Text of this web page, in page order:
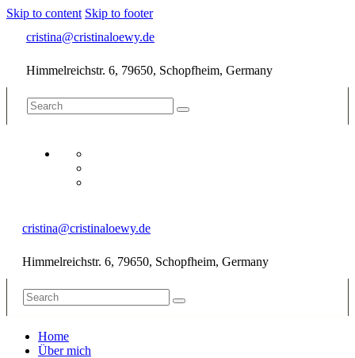
Skip to content Skip to footer
cristina@cristinaloewy.de
Himmelreichstr. 6, 79650, Schopfheim, Germany
cristina@cristinaloewy.de
Himmelreichstr. 6, 79650, Schopfheim, Germany
Home
Über mich